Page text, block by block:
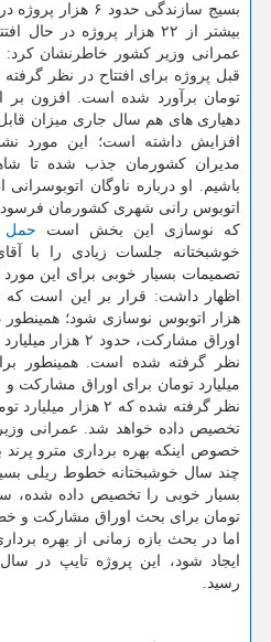
بسیج سازندگی
بیشتر از ۲۲ هزار پروژه در
تومان برآورد شده است. افزون بر
دهیاری های هم سال جاری میزان
افزایش داشته است؛ این مورد
مدیران كشورمان جذب شده تا
اتوبوس رانی شهری كشورمان
كه نوسازی این بخش است حمل
خوشبختانه جلسات زیادی را با
تصمیمات بسیار خوبی برای این
هزار اتوبوس نوسازی شود؛
اوراق مشاركت،
میلیارد تومان برای اوراق
نظر گرفته شده كه ۲
تخصیص داده خواهد شد. عمرانی
خصوص اینكه بهره برداری مترو
چند سال خوشبختانه خطوط ریلی
تومان برای بحث اوراق مشاركت و
اما در بحث بازه زمانی از بهره
ایجاد شود، این پروژه تایپ در
رسید.